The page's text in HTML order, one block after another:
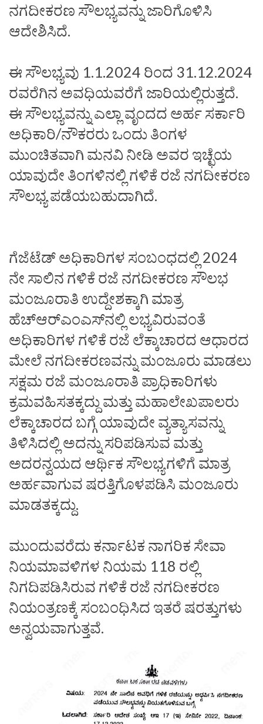
ನಗದೀಕರಣ ಸೌಲಭ್ಯವನ್ನು ಜಾರಿಗೊಳಿಸಿ
ಆದೇಶಿಸಿದೆ.
ಈ ಸೌಲಭ್ಯವು 1.1.2024 ರಿಂದ 31.12.2024
ರವರೆಗಿನ ಅವಧಿಯವರೆಗೆ ಜಾರಿಯಲ್ಲಿರುತ್ತದೆ.
ಈ ಸೌಲಭ್ಯವನ್ನು ಎಲ್ಲಾ ವೃಂದದ ಅರ್ಹ ಸರ್ಕಾರಿ
ಅಧಿಕಾರಿ/ನೌಕರರು ಒಂದು ತಿಂಗಳ
ಮುಂಚಿತವಾಗಿ ಮನವಿ ನೀಡಿ ಅವರ ಇಚ್ಛೆಯ
ಯಾವುದೇ ತಿಂಗಳಿನಲ್ಲಿ ಗಳಿಕೆ ರಜೆ ನಗದೀಕರಣ
ಸೌಲಭ್ಯ ಪಡೆಯಬಹುದಾಗಿದೆ.
ಗೆಜೆಟೆಡ್ ಅಧಿಕಾರಿಗಳ ಸಂಬಂಧದಲ್ಲಿ 2024
ನೇ ಸಾಲಿನ ಗಳಿಕೆ ರಜೆ ನಗದೀಕರಣ ಸೌಲಭ
ಮಂಜೂರಾತಿ ಉದ್ದೇಶಕ್ಕಾಗಿ ಮಾತ್ರ
ಹೆಚ್‌ಆರ್‌ಎಂಎಸ್‌ನಲ್ಲಿ ಲಭ್ಯವಿರುವಂತೆ
ಅಧಿಕಾರಿಗಳ ಗಳಿಕೆ ರಜೆ ಲೆಕ್ಕಾಚಾರದ ಆಧಾರದ
ಮೇಲೆ ನಗದೀಕರಣವನ್ನು ಮಂಜೂರು ಮಾಡಲು
ಸಕ್ಷಮ ರಜೆ ಮಂಜೂರಾತಿ ಪ್ರಾಧಿಕಾರಿಗಳು
ಕ್ರಮವಹಿಸತಕ್ಕದ್ದು ಮತ್ತು ಮಹಾಲೇಖಪಾಲರು
ಲೆಕ್ಕಾಚಾರದ ಬಗ್ಗೆ ಯಾವುದೇ ವ್ಯತ್ಯಾಸವನ್ನು
ತಿಳಿಸಿದಲ್ಲಿ ಅದನ್ನು ಸರಿಪಡಿಸುವ ಮತ್ತು
ಅದರನ್ವಯದ ಆರ್ಥಿಕ ಸೌಲಭ್ಯಗಳಿಗೆ ಮಾತ್ರ
ಅರ್ಹವಾಗುವ ಷರತ್ತಿಗೊಳಪಡಿಸಿ ಮಂಜೂರು
ಮಾಡತಕ್ಕದ್ದು.
ಮುಂದುವರೆದು ಕರ್ನಾಟಕ ನಾಗರಿಕ ಸೇವಾ
ನಿಯಮಾವಳಿಗಳ ನಿಯಮ 118 ರಲ್ಲಿ
ನಿಗದಿಪಡಿಸಿರುವ ಗಳಿಕೆ ರಜೆ ನಗದೀಕರಣ
ನಿಯಂತ್ರಣಕ್ಕೆ ಸಂಬಂಧಿಸಿದ ಇತರೆ ಷರತ್ತುಗಳು
ಅನ್ವಯವಾಗುತ್ತವೆ.